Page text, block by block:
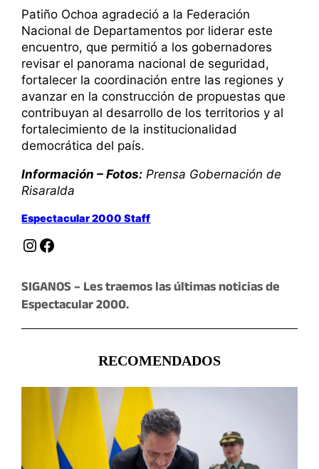
Patiño Ochoa agradeció a la Federación
Nacional de Departamentos por liderar este
encuentro, que permitió a los gobernadores
revisar el panorama nacional de seguridad,
fortalecer la coordinación entre las regiones y
avanzar en la construcción de propuestas que
contribuyan al desarrollo de los territorios y al
fortalecimiento de la institucionalidad
democrática del país.
Información – Fotos: Prensa Gobernación de
Risaralda
Espectacular 2000 Staff
Instagram Facebook
SIGANOS – Les traemos las últimas noticias de
Espectacular 2000.
RECOMENDADOS